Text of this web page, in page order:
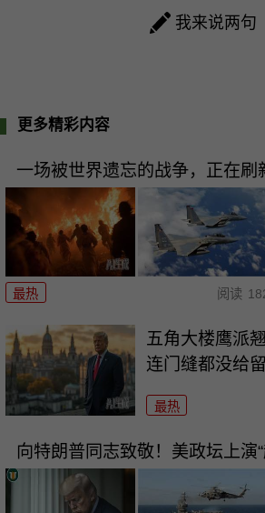
我来说两句
更多精彩内容
一场被世界遗忘的战争，正在刷
最热 阅读
五角大楼鹰派
连门缝都没给留
最热
向特朗普同志致敬！美政坛上演